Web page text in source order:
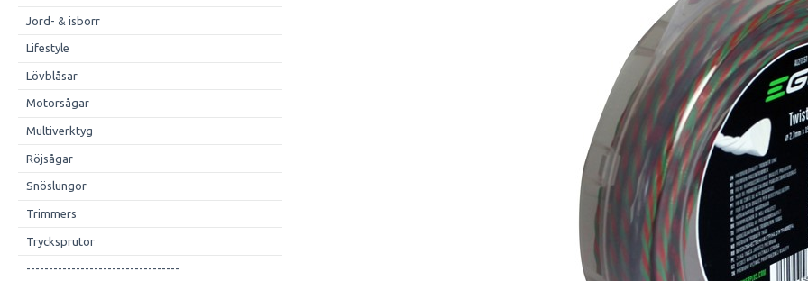
Jord- & isborr
Lifestyle
Lövblåsar
Motorsågar
Multiverktyg
Röjsågar
Snöslungor
Trimmers
Trycksprutor
----------------------------------